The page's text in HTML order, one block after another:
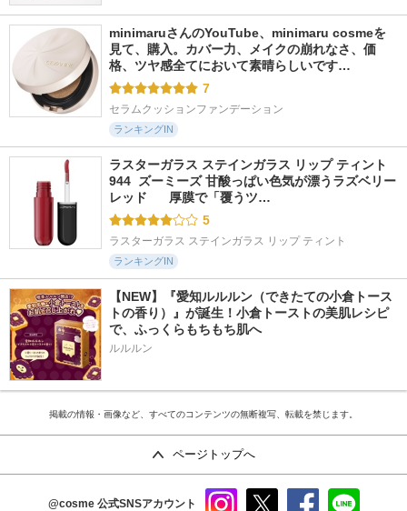
minimaruさんのYouTube、minimaru cosmeを
見て、購入。カバー力、メイクの崩れなさ、価
格、ツヤ感全てにおいて素晴らしいです…
7
セラムクッションファンデーション
ランキングIN
ラスターガラス ステインガラス リップ ティント
944  ズーミーズ 甘酸っぱい色気が漂うラズベリー
レッド      厚膜で「覆うツ…
5
ラスターガラス ステインガラス リップ ティント
ランキングIN
【NEW】『愛知ルルルン（できたての小倉トース
トの香り）』が誕生！小倉トーストの美肌レシピ
で、ふっくらもちもち肌へ
ルルルン
掲載の情報・画像など、すべてのコンテンツの無断複写、転載を禁じます。
ページトップへ
@cosme 公式SNSアカウント